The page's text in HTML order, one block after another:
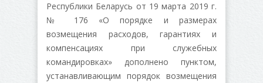
Республики Беларусь от 19 марта 2019 г.
№ 176 «О порядке и размерах
возмещения расходов, гарантиях и
компенсациях при служебных
командировках» дополнено пунктом,
устанавливающим порядок возмещения